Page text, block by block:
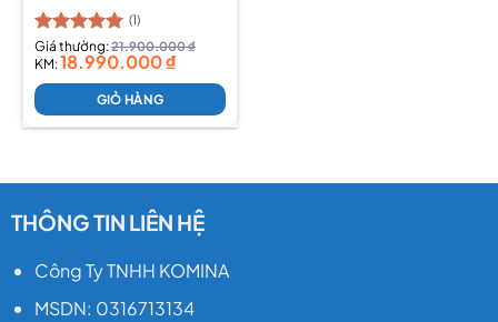
Được xếp
hạng5.00
5 sao
(1)
Giá thường:21.900.000₫
KM:18.990.000₫
GIỎ HÀNG
THÔNG TIN LIÊN HỆ
Công Ty TNHH KOMINA
MSDN: 0316713134